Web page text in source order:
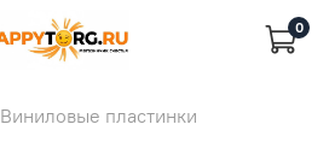
0
Виниловые пластинки